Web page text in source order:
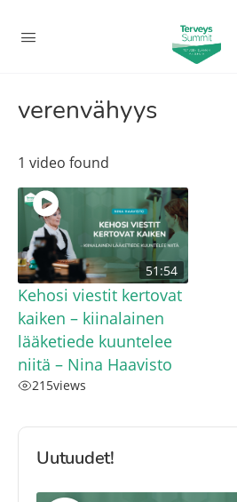
verenvähyys
1 video found
51:54
Kehosi viestit kertovat
kaiken – kiinalainen
lääketiede kuuntelee
niitä – Nina Haavisto
215views
Uutuudet!